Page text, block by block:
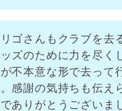
リゴさんもクラブを
ズのために力を尽く
不本意な形で去って
感謝の気持ちも伝え
ありがとうございま